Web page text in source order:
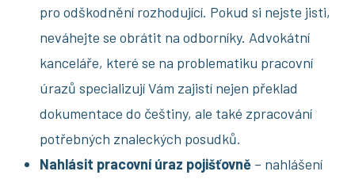
pro odškodnění rozhodující. Pokud si nejste jisti,
neváhejte se obrátit na odborníky. Advokátní
kanceláře, které se na problematiku pracovní
úrazů specializují Vám zajistí nejen překlad
dokumentace do češtiny, ale také zpracování
potřebných znaleckých posudků.
Nahlásit pracovní úraz pojišťovně – nahlášení